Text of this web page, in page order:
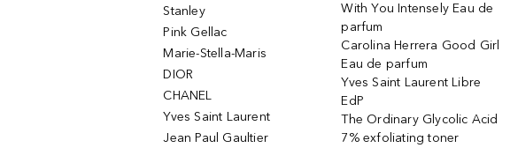
Stanley
Pink Gellac
Marie-Stella-Maris
DIOR
CHANEL
Yves Saint Laurent
Jean Paul Gaultier
With You Intensely Eau de
parfum
Carolina Herrera Good Girl
Eau de parfum
Yves Saint Laurent Libre
EdP
The Ordinary Glycolic Acid
7% exfoliating toner